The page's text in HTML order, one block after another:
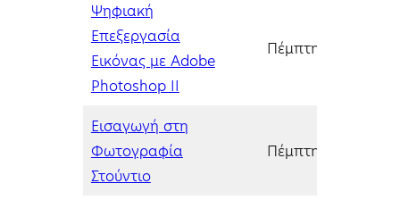
Ψηφιακή
Επεξεργασία
Εικόνας με Adobe
Photoshop II
Πέμπτη, 05/02/
Εισαγωγή στη
Φωτογραφία
Στούντιο
Πέμπτη, 05/02/